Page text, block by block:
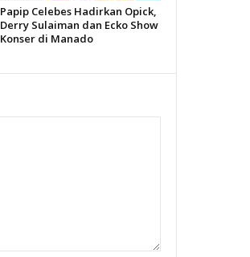
Papip Celebes Hadirkan Opick,
Derry Sulaiman dan Ecko Show
Konser di Manado